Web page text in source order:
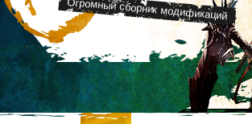
Огромный сборник модификаций